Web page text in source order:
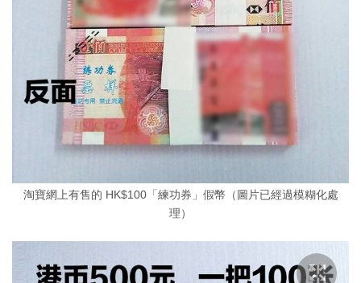
淘寶網上有售的 HK$100「練功券」假幣（圖片已經過模糊化處
理）